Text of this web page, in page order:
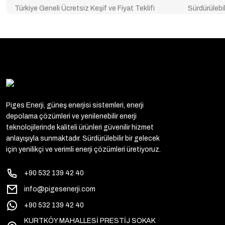
Türkiye Geneli Ücretsiz Keşif ve Fiyat Teklifi
Piges Enerji, güneş enerjisi sistemleri, enerji
depolama çözümleri ve yenilenebilir enerji
teknolojilerinde kaliteli ürünleri güvenilir hizmet
anlayışıyla sunmaktadır. Sürdürülebilir bir gelecek
için yenilikçi ve verimli enerji çözümleri üretiyoruz.
+90 532 139 42 40
info@pigesenerji.com
+90 532 139 42 40
KURTKÖY MAHALLESİ PRESTİJ SOKAK